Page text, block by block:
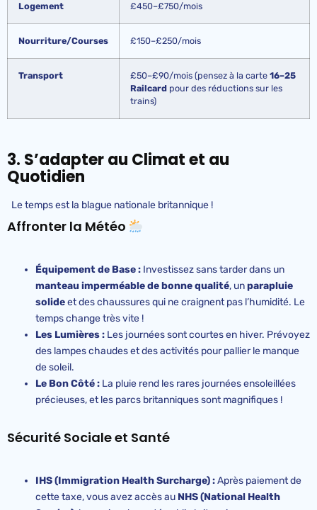
Logement £450–£750/mois
Nourriture/Courses £150–£250/mois
Transport £50–£90/mois (pensez à la carte 16–25
Railcard pour des réductions sur les
trains)
3. S’adapter au Climat et au
Quotidien
Le temps est la blague nationale britannique !
Affronter la Météo
Équipement de Base : Investissez sans tarder dans un
manteau imperméable de bonne qualité, unparapluie
solideet des chaussures qui ne craignent pas l’humidité. Le
temps change très vite !
Les Lumières : Les journées sont courtes en hiver. Prévoyez
des lampes chaudes et des activités pour pallier le manque
de soleil.
Le Bon Côté : La pluie rend les rares journées ensoleillées
précieuses, et les parcs britanniques sont magnifiques !
Sécurité Sociale et Santé
IHS (Immigration Health Surcharge) :Après paiement de
cette taxe, vous avez accès au NHS (National Health